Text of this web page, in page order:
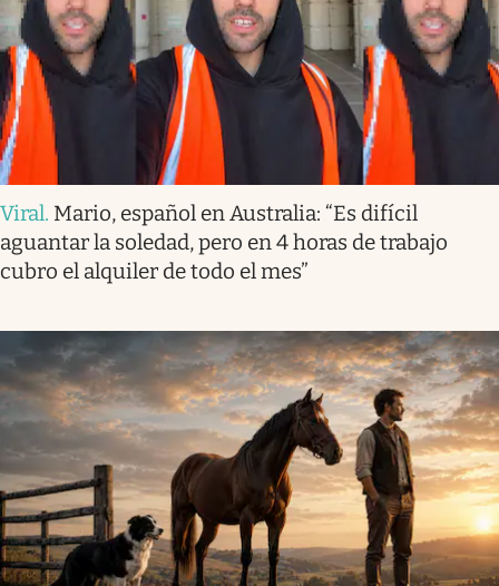
Viral. Mario, español en Australia: “Es difícil
aguantar la soledad, pero en 4 horas de trabajo
cubro el alquiler de todo el mes”